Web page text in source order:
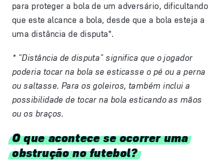
para proteger a bola de um adversário, dificultando
que este alcance a bola, desde que a bola esteja a
uma distância de disputa*.
* "Distância de disputa" significa que o jogador
poderia tocar na bola se esticasse o pé ou a perna
ou saltasse. Para os goleiros, também inclui a
possibilidade de tocar na bola esticando as mãos
ou os braços.
O que acontece se ocorrer uma
obstrução no futebol?